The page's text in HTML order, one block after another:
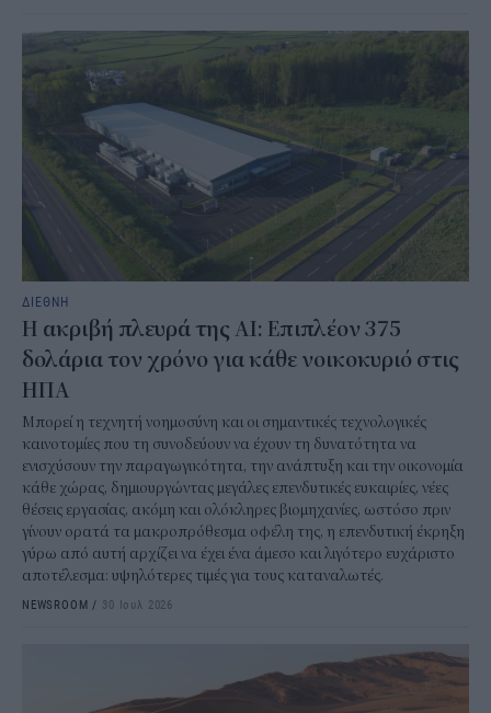
ΔΙΕΘΝΗ
Η ακριβή πλευρά της AI: Επιπλέον 375
δολάρια τον χρόνο για κάθε νοικοκυριό στις
ΗΠΑ
Μπορεί η τεχνητή νοημοσύνη και οι σημαντικές τεχνολογικές
καινοτομίες που τη συνοδεύουν να έχουν τη δυνατότητα να
ενισχύσουν την παραγωγικότητα, την ανάπτυξη και την οικονομία
κάθε χώρας, δημιουργώντας μεγάλες επενδυτικές ευκαιρίες, νέες
θέσεις εργασίας, ακόμη και ολόκληρες βιομηχανίες, ωστόσο πριν
γίνουν ορατά τα μακροπρόθεσμα οφέλη της, η επενδυτική έκρηξη
γύρω από αυτή αρχίζει να έχει ένα άμεσο και λιγότερο ευχάριστο
αποτέλεσμα: υψηλότερες τιμές για τους καταναλωτές.
NEWSROOM / 30 Ιουλ 2026